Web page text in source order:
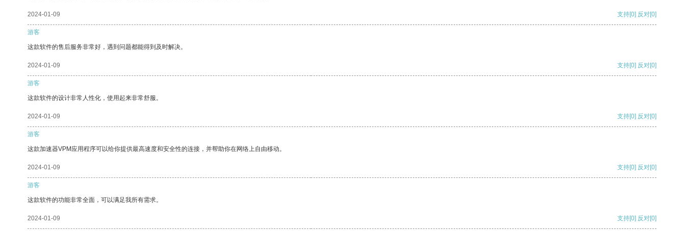
2024-01-09 支持[0] 反对[0]
游客
这款软件的售后服务非常好，遇到问题都能得到及时解决。
2024-01-09 支持[0] 反对[0]
游客
这款软件的设计非常人性化，使用起来非常舒服。
2024-01-09 支持[0] 反对[0]
游客
这款加速器VPM应用程序可以给你提供最高速度和安全性的连接，并帮助你在网络上自由移动。
2024-01-09 支持[0] 反对[0]
游客
这款软件的功能非常全面，可以满足我所有需求。
2024-01-09 支持[0] 反对[0]